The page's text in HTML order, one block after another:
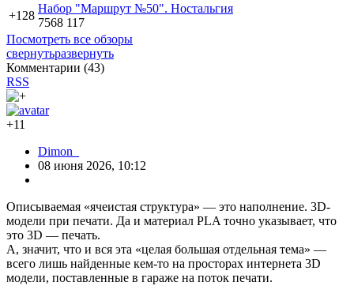
+128
Набор "Маршрут №50". Ностальгия
7568 117
Посмотреть все обзоры
свернутьразвернуть
Комментарии (43)
RSS
+11
Dimon_
08 июня 2026, 10:12
Описываемая «ячеистая структура» — это наполнение. 3D-
модели при печати. Да и материал PLA точно указывает, что
это 3D — печать.
А, значит, что и вся эта «целая большая отдельная тема» —
всего лишь найденные кем-то на просторах интернета 3D
модели, поставленные в гараже на поток печати.